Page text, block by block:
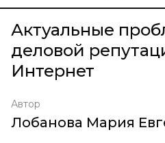
Актуальные
деловой
Интернет
Автор
Лобанова Мария